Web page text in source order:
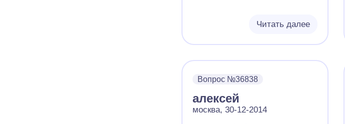
Читать далее
Вопрос №36838
алексей
москва, 30-12-2014